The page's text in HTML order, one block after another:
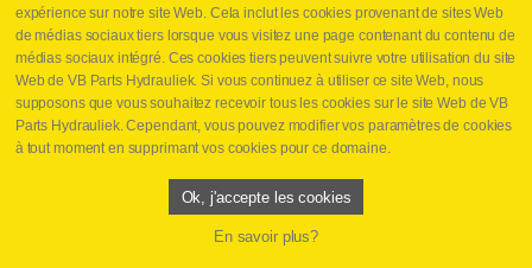
⏳Dernière chance pour notre promotion sur
les raccords rapides!
1 juin 2026
Lire plus
Copyright ©2026VB Parts hydraulique Disclaimer
Conditions générales de vente
expérience sur notre site Web. Cela inclut les cookies provenant de sites Web
de médias sociaux tiers lorsque vous visitez une page contenant du contenu de
médias sociaux intégré. Ces cookies tiers peuvent suivre votre utilisation du site
Web de VB Parts Hydrauliek. Si vous continuez à utiliser ce site Web, nous
supposons que vous souhaitez recevoir tous les cookies sur le site Web de VB
Parts Hydrauliek. Cependant, vous pouvez modifier vos paramètres de cookies
à tout moment en supprimant vos cookies pour ce domaine.
Ok, j'accepte les cookies
En savoir plus?